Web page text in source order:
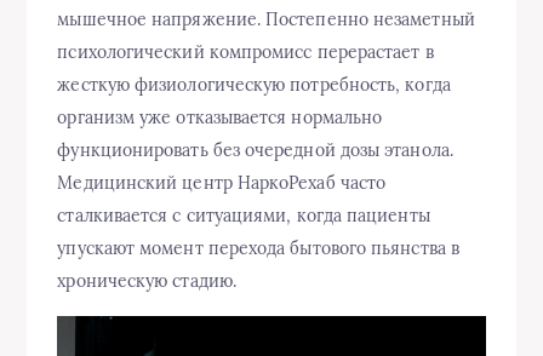
мышечное напряжение. Постепенно незаметный
психологический компромисс перерастает в
жесткую физиологическую потребность, когда
организм уже отказывается нормально
функционировать без очередной дозы этанола.
Медицинский центр НаркоРехаб часто
сталкивается с ситуациями, когда пациенты
упускают момент перехода бытового пьянства в
хроническую стадию.